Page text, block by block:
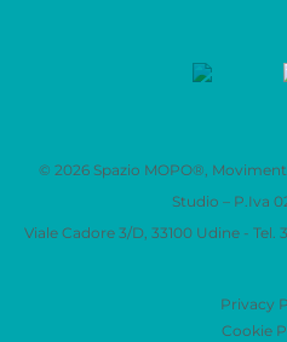
© 2026 Spazio MOPO®,
Studio – P.Iva
Viale Cadore 3/D, 33100 Udine - Tel.
Privacy
Cookie